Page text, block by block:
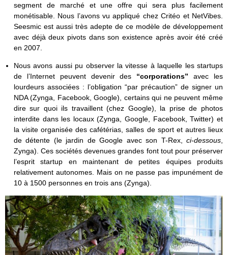
segment de marché et une offre qui sera plus facilement
monétisable. Nous l’avons vu appliqué chez Critéo et NetVibes.
Seesmic est aussi très adepte de ce modèle de développement
avec déjà deux pivots dans son existence après avoir été créé
en 2007.
Nous avons aussi pu observer la vitesse à laquelle les startups
de l’Internet peuvent devenir des “corporations”avec les
lourdeurs associées : l’obligation “par précaution” de signer un
NDA (Zynga, Facebook, Google), certains qui ne peuvent même
dire sur quoi ils travaillent (chez Google), la prise de photos
interdite dans les locaux (Zynga, Google, Facebook, Twitter) et
la visite organisée des cafétérias, salles de sport et autres lieux
de détente (le jardin de Google avec son T-Rex, ci-dessous
Zynga). Ces sociétés devenues grandes font tout pour préserver
l’esprit startup en maintenant de petites équipes produits
relativement autonomes. Mais on ne passe pas impunément de
10 à 1500 personnes en trois ans (Zynga).